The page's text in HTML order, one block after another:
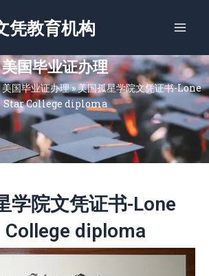
凭教育机构
美国毕业证办理
美国毕业证办理»美国孤星学院文凭证书-Lone
Star College diploma
学院文凭证书-Lone
College diploma